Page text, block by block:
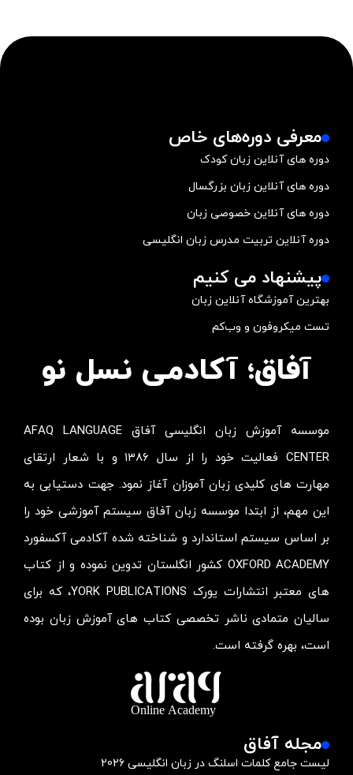
معرفی دوره‌های خاص
دوره های آنلاین زبان کودک
دوره های آنلاین زبان بزرگسال
دوره های آنلاین خصوصی زبان
دوره آنلاین تربیت مدرس زبان انگلیسی
پیشنهاد می کنیم
بهترین آموزشگاه آنلاین زبان
تست میکروفون و وب‌کم
آفاق؛ آکادمی نسل نو
موسسه آموزش زبان انگلیسی آفاق AFAQ LANGUAGE
CENTER فعالیت خود را از سال ۱۳۸۶ و با شعار ارتقای
مهارت های کلیدی زبان آموزان آغاز نمود. جهت دستیابی به
این مهم، از ابتدا موسسه زبان آفاق سیستم آموزشی خود را
بر اساس سیستم استاندارد و شناخته شده آکادمی آکسفورد
OXFORD ACADEMY کشور انگلستان تدوین نموده و از کتاب
های معتبر انتشارات یورک YORK PUBLICATIONS، که برای
سالیان متمادی ناشر تخصصی کتاب های آموزش زبان بوده
است، بهره گرفته است.
مجله آفاق
لیست جامع کلمات اسلنگ در زبان انگلیسی 2026